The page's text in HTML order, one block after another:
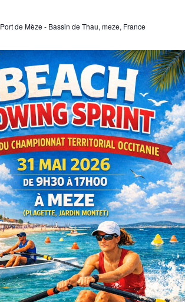
Port de Mèze - Bassin de Thau, meze, France